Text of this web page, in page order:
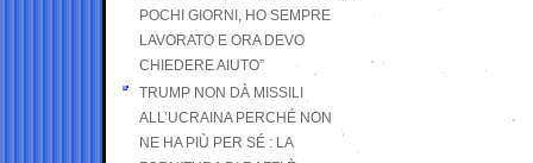
POCHI GIORNI, HO SEMPRE
LAVORATO E ORA DEVO
CHIEDERE AIUTO”
TRUMP NON DÀ MISSILI
ALL’UCRAINA PERCHÉ NON
NE HA PIÙ PER SÉ : LA